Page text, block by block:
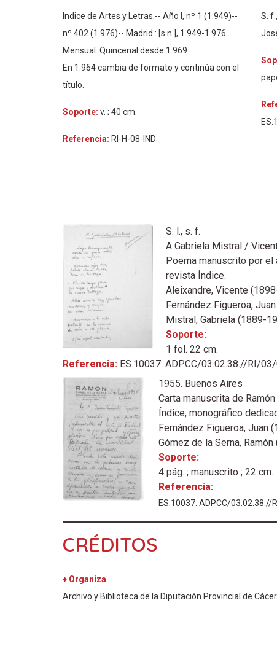
Indice de Artes y Letras.-- Año I, nº 1 (1.949)--
nº 402 (1.976)-- Madrid : [s.n.], 1.949-1.976.
Mensual. Quincenal desde 1.969
En 1.964 cambia de formato y continúa con el
título.
Soporte: v. ; 40 cm.
Referencia: RI-H-08-IND
S. f.,
S. l., s. f.
A Gabriela Mistral /
Poema manuscrito por el
revista Índice.
Aleixandre, Vicente
Fernández Figueroa,
Mistral, Gabriela (1889-
Soporte:
1 fol. 22 cm.
Referencia: ES.10037. ADPCC/03.02.38.//RI/
1955. Buenos Aires
Carta manuscrita de
Índice, monográfico
Fernández Figueroa, Juan
Gómez de la Serna,
Soporte:
4 pág. ; manuscrito ; 22 cm.
Referencia:
ES.10037. ADPCC/
CRÉDITOS
♦ Organiza
Archivo y Biblioteca de la Diputación Provincial de